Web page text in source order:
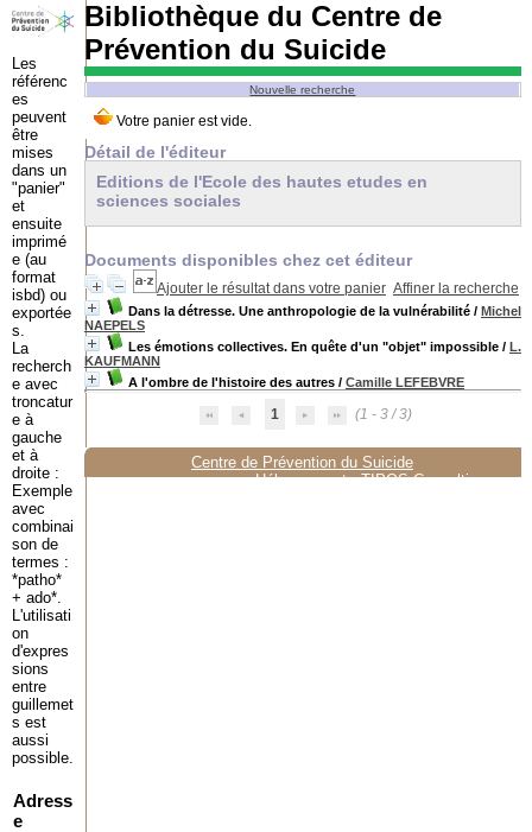
Bibliothèque du Centre de
Prévention du Suicide
Nouvelle recherche
Détail de l'éditeur
Editions de l'Ecole des hautes etudes en
sciences sociales
Documents disponibles chez cet éditeur
Ajouter le résultat dans votre panier Affiner la recherche
Dans la détresse. Une anthropologie de la vulnérabilité/ Michel
NAEPELS
Les émotions collectives. En quête d'un "objet" impossible/ L.
KAUFMANN
A l'ombre de l'histoire des autres/ Camille LEFEBVRE
1 (1 - 3 / 3)
Centre de Prévention du Suicide
Hébergement :TIPOS Consulting
Les
référenc
es
peuvent
être
mises
dans un
"panier"
et
ensuite
imprimé
e (au
format
isbd) ou
exportée
s.
La
recherch
e avec
troncatur
e à
gauche
et à
droite :
Exemple
avec
combinai
son de
termes :
*patho*
+ ado*.
L'utilisati
on
d'expres
sions
entre
guillemet
s est
aussi
possible.
Adress
e